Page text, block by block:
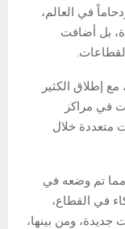
في العالم،
بل أضافت
إطلاق الكثير
فعاليات في مراكز
متعددة خلال
تم وضعه في
في القطاع،
ومن بينها،